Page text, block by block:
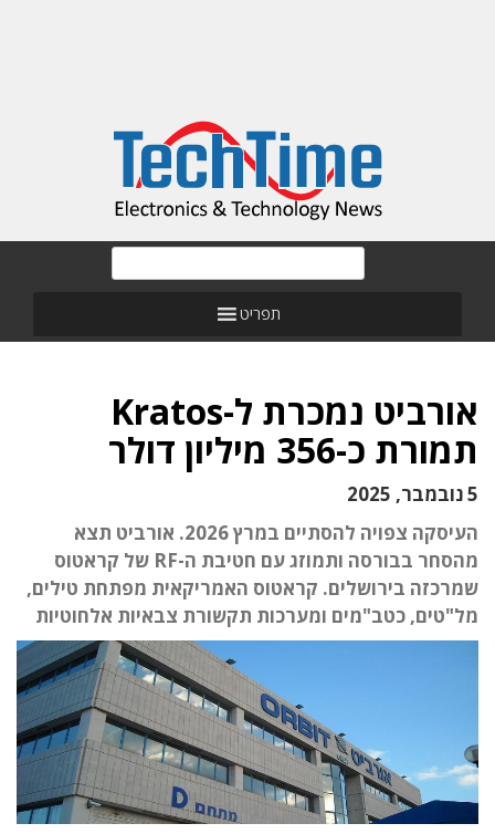
תפריט
אורביט נמכרת ל-Kratos
תמורת כ-356 מיליון דולר
5 נובמבר, 2025
העיסקה צפויה להסתיים במרץ 2026. אורביט תצא
מהסחר בבורסה ותמוזג עם חטיבת ה-RF של קראטוס
שמרכזה בירושלים. קראטוס האמריקאית מפתחת טילים,
מל"טים, כטב"מים ומערכות תקשורת צבאיות אלחוטיות